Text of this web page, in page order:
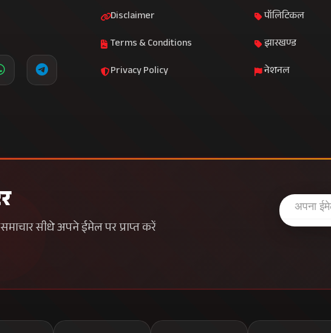
Disclaimer
Terms & Conditions
Privacy Policy
पॉलिटिकल
झारखण्ड
नेशनल
सीधे अपने ईमेल पर प्राप्त करें